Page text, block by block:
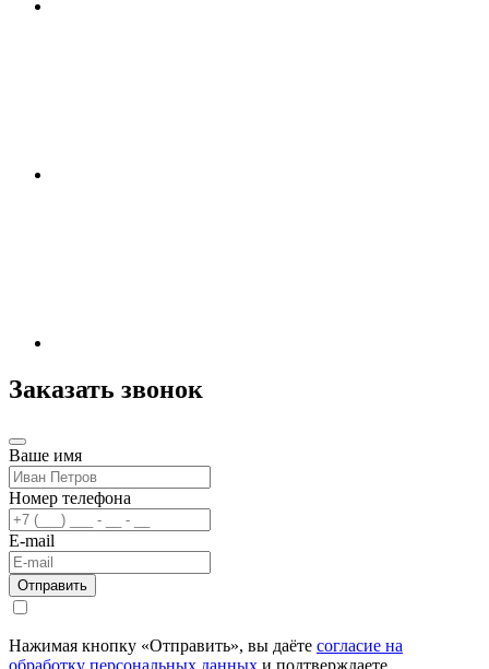
Заказать звонок
Ваше имя
Номер телефона
E-mail
Нажимая кнопку «Отправить», вы даёте согласие на
обработку персональных данных и подтверждаете